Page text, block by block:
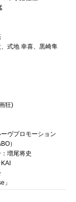
式地 幸喜、黒崎隼
狂)
ヴプロモーション
）
増尾将史
the Noise」